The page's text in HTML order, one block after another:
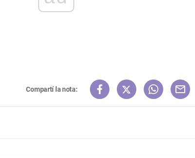
Compartí la nota: